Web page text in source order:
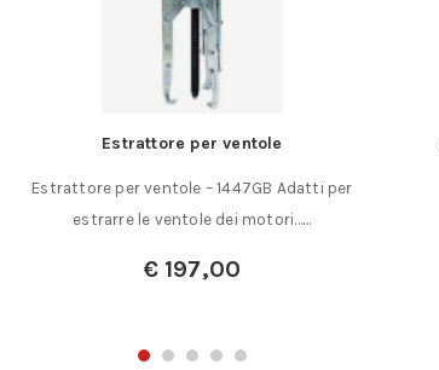
Estrattore per ventole
Estrattore per ventole – 1447GB Adatti per
estrarre le ventole dei motori……
€197,00